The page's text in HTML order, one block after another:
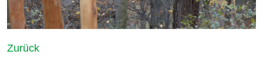
Zurück